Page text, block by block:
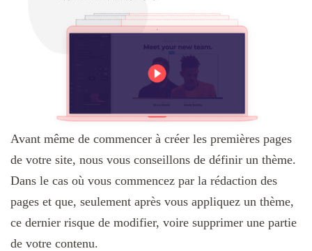
Avant même de commencer à créer les premières pages
de votre site, nous vous conseillons de définir un thème.
Dans le cas où vous commencez par la rédaction des
pages et que, seulement après vous appliquez un thème,
ce dernier risque de modifier, voire supprimer une partie
de votre contenu.